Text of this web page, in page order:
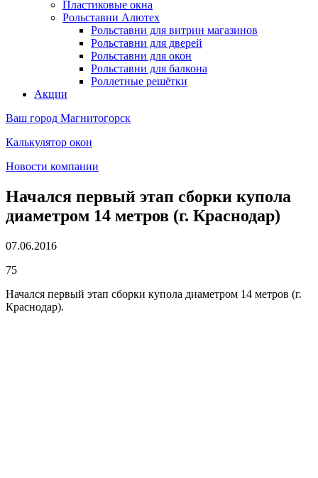
Пластиковые окна
Рольставни Алютех
Рольставни для витрин магазинов
Рольставни для дверей
Рольставни для окон
Рольставни для балкона
Роллетные решётки
Акции
Ваш город Магнитогорск
Калькулятор окон
Новости компании
Начался первый этап сборки купола
диаметром 14 метров (г. Краснодар)
07.06.2016
75
Начался первый этап сборки купола диаметром 14 метров (г.
Краснодар).